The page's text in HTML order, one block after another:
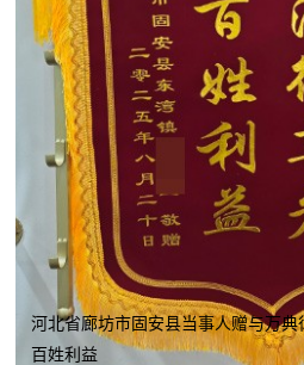
河北省廊坊市固安县当事人赠与万
百姓利益